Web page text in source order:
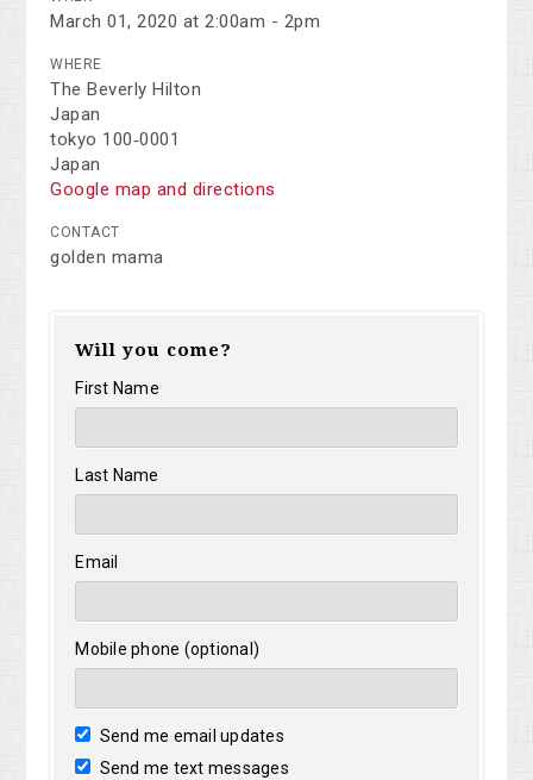
March 01, 2020 at 2:00am - 2pm
WHERE
The Beverly Hilton
Japan
tokyo 100‑0001
Japan
Google map and directions
CONTACT
golden mama
Will you come?
First Name
Last Name
Email
Mobile phone (optional)
Send me email updates
Send me text messages